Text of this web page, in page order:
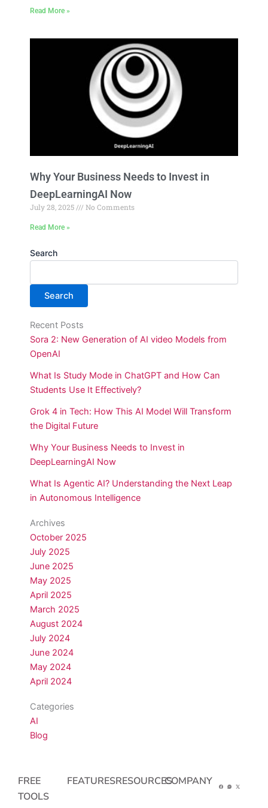
Read More »
Why Your Business Needs to Invest in
DeepLearningAI Now
July 28, 2025 No Comments
Read More »
Search
Search
Recent Posts
Sora 2: New Generation of AI video Models from
OpenAI
What Is Study Mode in ChatGPT and How Can
Students Use It Effectively?
Grok 4 in Tech: How This AI Model Will Transform
the Digital Future
Why Your Business Needs to Invest in
DeepLearningAI Now
What Is Agentic AI? Understanding the Next Leap
in Autonomous Intelligence
Archives
October 2025
July 2025
June 2025
May 2025
April 2025
March 2025
August 2024
July 2024
June 2024
May 2024
April 2024
Categories
AI
Blog
FREE
TOOLS
FEATURESRESOURCESCOMPANY